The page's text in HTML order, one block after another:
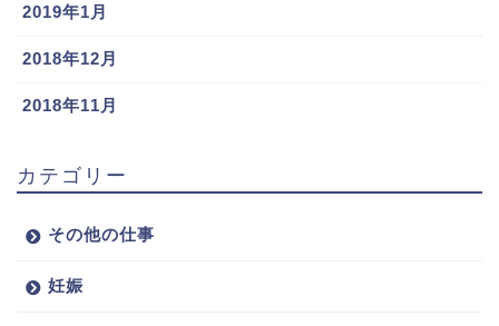
2019年1月
2018年12月
2018年11月
カテゴリー
その他の仕事
妊娠